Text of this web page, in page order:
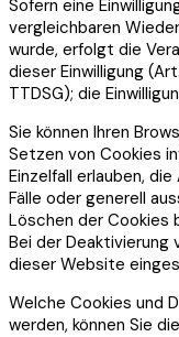
Sofern eine
vergleichbaren
wurde, erfolgt die
dieser Einwilligung
TTDSG); die
Sie können Ihren
Setzen von Cookies
Einzelfall erlauben,
Fälle oder generell
Löschen der Cookies
Bei der Deaktivierung
dieser Website
Welche Cookies und
werden, können Sie